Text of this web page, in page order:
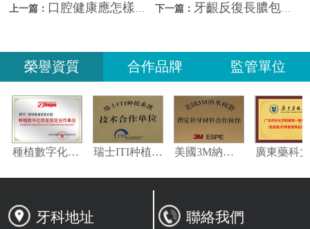
上一篇： 口腔健康應怎樣維護？深圳牙科哪家好？ 下一篇： 牙齦反復長膿包怎麼辦？深圳睇牙哪間好？
榮譽資質 合作品牌 監管單位
種植數字化修復指定合作單位 瑞士ITI种植系统技术合作单位 美國3M納米樹脂指定合作夥伴
牙科地址 聯絡我們